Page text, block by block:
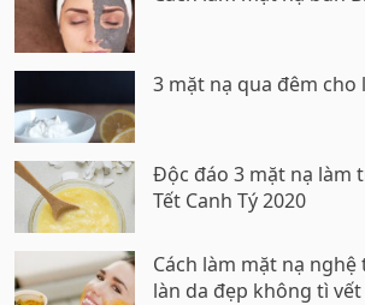
3 mặt nạ qua đêm cho
Độc đáo 3 mặt nạ làm
Tết Canh Tý 2020
Cách làm mặt nạ
làn da đẹp không tì vết